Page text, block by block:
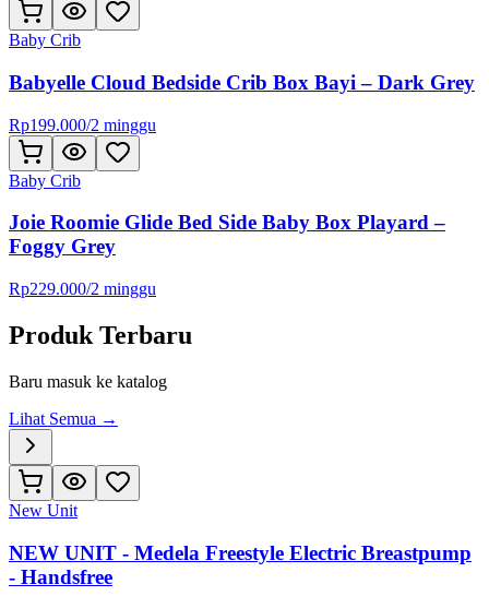
Baby Crib
Babyelle Cloud Bedside Crib Box Bayi – Dark Grey
Rp199.000/2 minggu
Baby Crib
Joie Roomie Glide Bed Side Baby Box Playard –
Foggy Grey
Rp229.000/2 minggu
Produk Terbaru
Baru masuk ke katalog
Lihat Semua →
New Unit
NEW UNIT - Medela Freestyle Electric Breastpump
- Handsfree